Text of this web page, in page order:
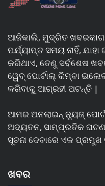
ଆଜିକାଲି, ମୁଦ୍ରିତ
ପର୍ଯ୍ୟାପ୍ତ ସମୟ ନାହିଁ,
କରିଥାଏ, ତେଣୁ ସର୍ବଶେଷ
ୱେବ୍ ପୋର୍ଟାଲ୍ କିମ୍ବା
କରିବାକୁ ଆଗ୍ରହୀ ଅଟନ୍ତି |
ଆମର ଅନଲାଇନ୍ ନ୍ୟୁଜ୍
ଅଦ୍ୟତନ, ସାମ୍ପ୍ରତିକ
ସୂଚନା ଦେବାରେ ଏକ
ଖବର